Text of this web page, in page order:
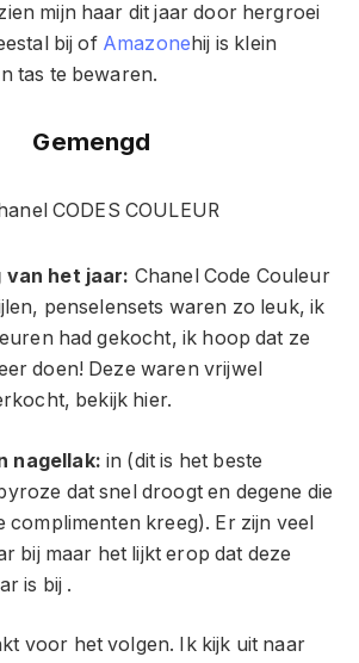
mijn haar dit jaar door hergroei
bij of Amazone hij is klein
tas te bewaren.
Gemengd
van het jaar: Chanel Code Couleur
penselensets waren zo leuk, ik
had gekocht, ik hoop dat ze
doen! Deze waren vrijwel
bekijk hier.
nagellak: in (dit is het beste
dat snel droogt en degene die
complimenten kreeg). Er zijn veel
bij maar het lijkt erop dat deze
is bij .
voor het volgen. Ik kijk uit naar